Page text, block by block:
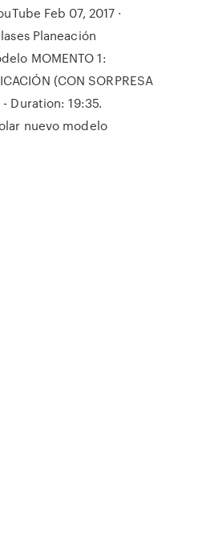
Feb 07, 2017 ·
Planeación
MOMENTO 1:
(CON SORPRESA
- Duration: 19:35.
nuevo modelo